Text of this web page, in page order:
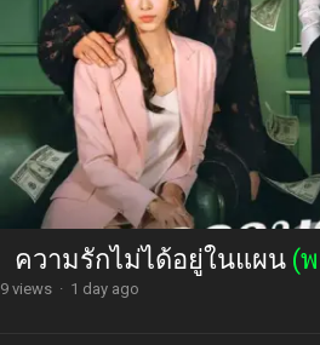
ความรักไม่ได้อยู่ในแผน (
9 views · 1 day ago